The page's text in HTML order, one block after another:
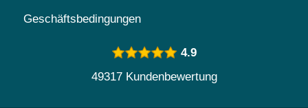
Geschäftsbedingungen
4.9
49317 Kundenbewertung